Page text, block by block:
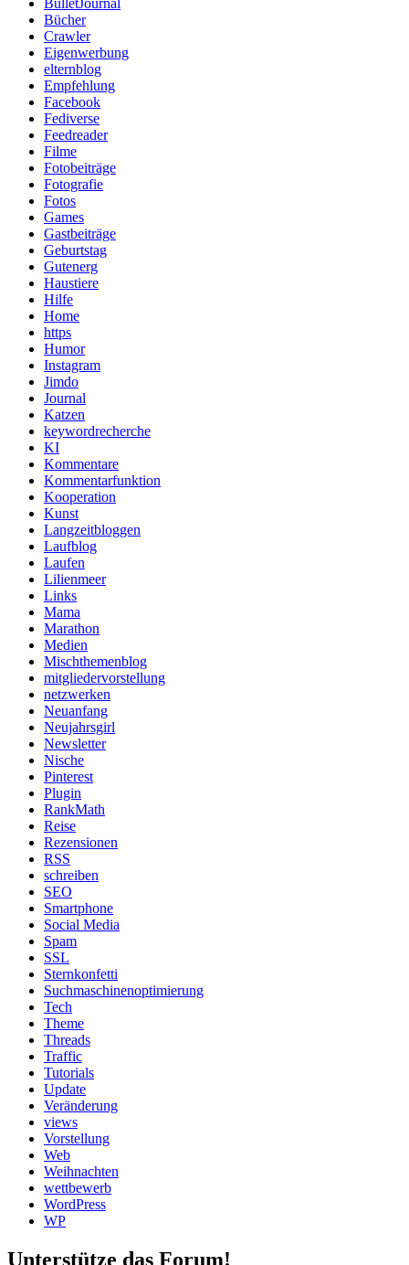
Bücher
Crawler
Eigenwerbung
elternblog
Empfehlung
Facebook
Fediverse
Feedreader
Filme
Fotobeiträge
Fotografie
Fotos
Games
Gastbeiträge
Geburtstag
Gutenerg
Haustiere
Hilfe
Home
https
Humor
Instagram
Jimdo
Journal
Katzen
keywordrecherche
KI
Kommentare
Kommentarfunktion
Kooperation
Kunst
Langzeitbloggen
Laufblog
Laufen
Lilienmeer
Links
Mama
Marathon
Medien
Mischthemenblog
mitgliedervorstellung
netzwerken
Neuanfang
Neujahrsgirl
Newsletter
Nische
Pinterest
Plugin
RankMath
Reise
Rezensionen
RSS
schreiben
SEO
Smartphone
Social Media
Spam
SSL
Sternkonfetti
Suchmaschinenoptimierung
Tech
Theme
Threads
Traffic
Tutorials
Update
Veränderung
views
Vorstellung
Web
Weihnachten
wettbewerb
WordPress
WP
Unterstütze das Forum!